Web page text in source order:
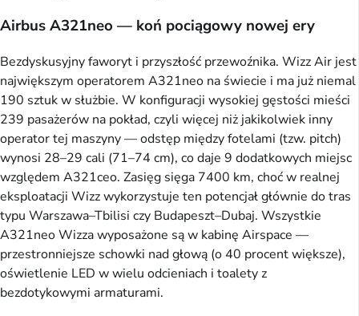
Airbus A321neo — koń pociągowy nowej ery
Bezdyskusyjny faworyt i przyszłość przewoźnika. Wizz Air jest
największym operatorem A321neo na świecie i ma już niemal
190 sztuk w służbie. W konfiguracji wysokiej gęstości mieści
239 pasażerów na pokład, czyli więcej niż jakikolwiek inny
operator tej maszyny — odstęp między fotelami (tzw. pitch)
wynosi 28–29 cali (71–74 cm), co daje 9 dodatkowych miejsc
względem A321ceo. Zasięg sięga 7400 km, choć w realnej
eksploatacji Wizz wykorzystuje ten potencjał głównie do tras
typu Warszawa–Tbilisi czy Budapeszt–Dubaj. Wszystkie
A321neo Wizza wyposażone są w kabinę Airspace —
przestronniejsze schowki nad głową (o 40 procent większe),
oświetlenie LED w wielu odcieniach i toalety z
bezdotykowymi armaturami.